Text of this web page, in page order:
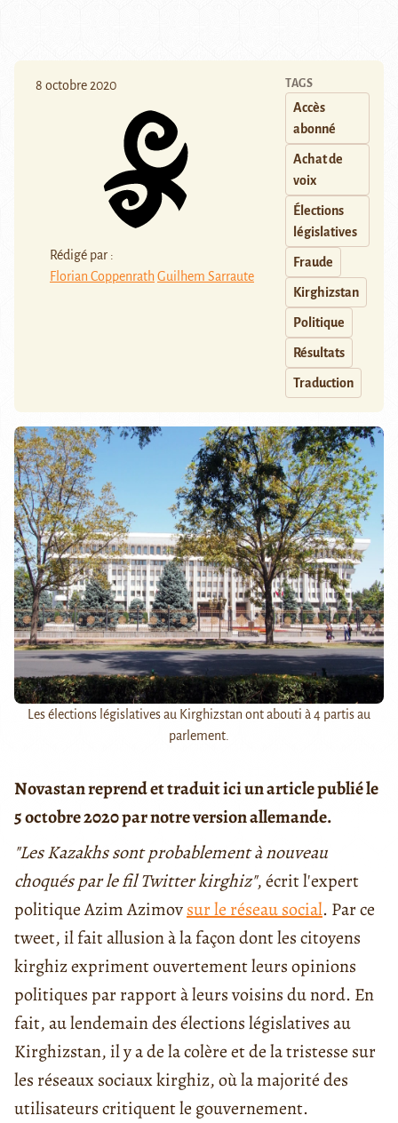
8 octobre 2020
Rédigé par :
Florian CoppenrathGuilhem Sarraute
TAGS
Accès
abonné
Achat de
voix
Élections
législatives
Fraude
Kirghizstan
Politique
Résultats
Traduction
Les élections législatives au Kirghizstan ont abouti à 4 partis au
parlement.
Novastan reprend et traduit ici un article publié le
5 octobre 2020 par notre version allemande.
"Les Kazakhs sont probablement à nouveau
choqués par le fil Twitter kirghiz", écrit l'expert
politique Azim Azimovsur le réseau social. Par ce
tweet, il fait allusion à la façon dont les citoyens
kirghiz expriment ouvertement leurs opinions
politiques par rapport à leurs voisins du nord. En
fait, au lendemain des élections législatives au
Kirghizstan, il y a de la colère et de la tristesse sur
les réseaux sociaux kirghiz, où la majorité des
utilisateurs critiquent le gouvernement.